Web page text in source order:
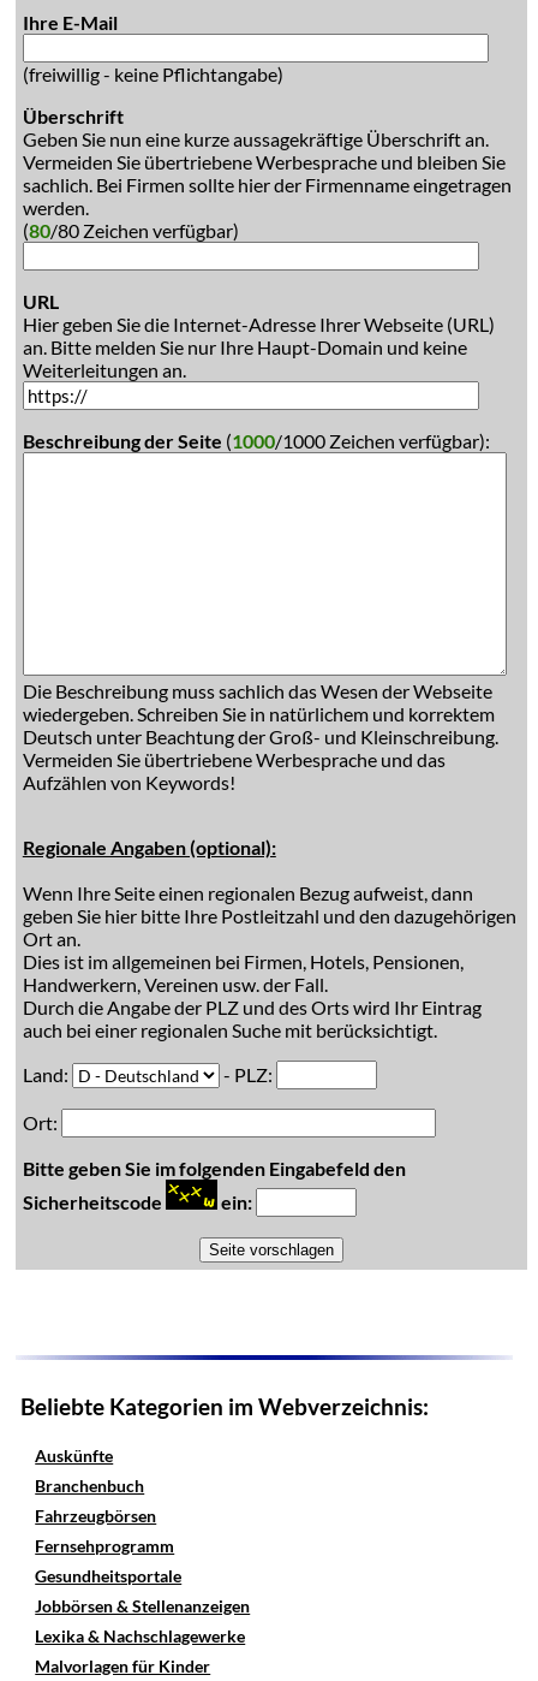
Ihre E-Mail
(freiwillig - keine Pflichtangabe)
Überschrift
Geben Sie nun eine kurze aussagekräftige Überschrift an.
Vermeiden Sie übertriebene Werbesprache und bleiben Sie
sachlich. Bei Firmen sollte hier der Firmenname eingetragen
werden.
(80/80 Zeichen verfügbar)
URL
Hier geben Sie die Internet-Adresse Ihrer Webseite (URL)
an. Bitte melden Sie nur Ihre Haupt-Domain und keine
Weiterleitungen an.
Beschreibung der Seite (1000/1000 Zeichen verfügbar):
Die Beschreibung muss sachlich das Wesen der Webseite
wiedergeben. Schreiben Sie in natürlichem und korrektem
Deutsch unter Beachtung der Groß- und Kleinschreibung.
Vermeiden Sie übertriebene Werbesprache und das
Aufzählen von Keywords!
Regionale Angaben (optional):
Wenn Ihre Seite einen regionalen Bezug aufweist, dann
geben Sie hier bitte Ihre Postleitzahl und den dazugehörigen
Ort an.
Dies ist im allgemeinen bei Firmen, Hotels, Pensionen,
Handwerkern, Vereinen usw. der Fall.
Durch die Angabe der PLZ und des Orts wird Ihr Eintrag
auch bei einer regionalen Suche mit berücksichtigt.
Land:
- PLZ:
Ort:
Bitte geben Sie im folgenden Eingabefeld den
Sicherheitscode
ein:
Beliebte Kategorien im Webverzeichnis:
Auskünfte
Branchenbuch
Fahrzeugbörsen
Fernsehprogramm
Gesundheitsportale
Jobbörsen & Stellenanzeigen
Lexika & Nachschlagewerke
Malvorlagen für Kinder